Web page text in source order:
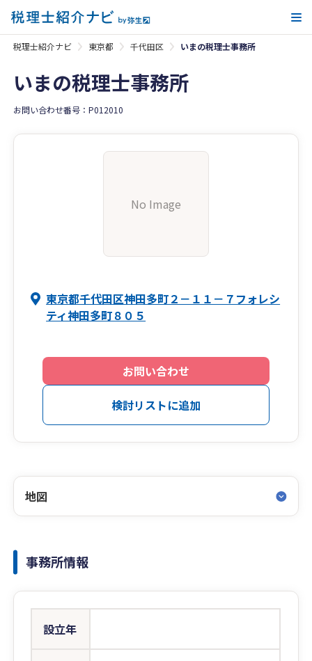
税理士紹介ナビ 東京都 千代田区 いまの税理士事務所
いまの税理士事務所
お問い合わせ番号：P012010
No Image
東京都千代田区神田多町２－１１－７フォレシ
ティ神田多町８０５
お問い合わせ
検討リストに追加
地図
事務所情報
設立年